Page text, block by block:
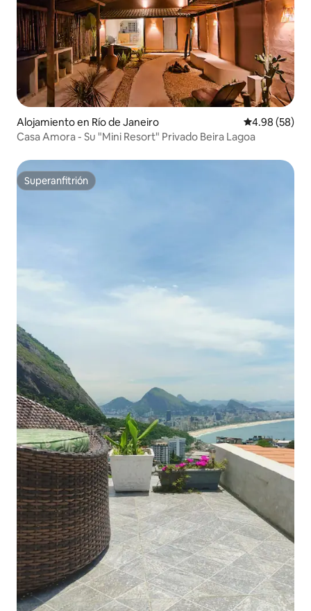
Alojamiento en Río de Janeiro Calificación
4.98 (58)
Casa Amora - Su "Mini Resort" Privado Beira Lagoa
Superanfitrión
Superanfitrión